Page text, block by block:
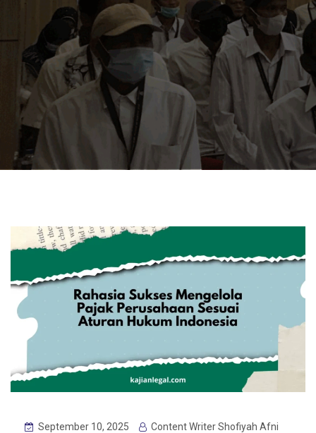
September 10, 2025
Content Writer Shofiyah Afni